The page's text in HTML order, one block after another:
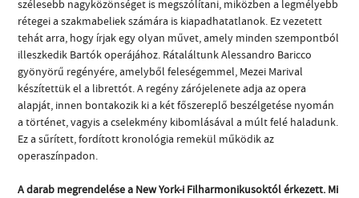
szélesebb nagyközönséget is megszólítani, miközben a legmélyebb
rétegei a szakmabeliek számára is kiapadhatatlanok. Ez vezetett
tehát arra, hogy írjak egy olyan művet, amely minden szempontból
illeszkedik Bartók operájához. Rátaláltunk Alessandro Baricco
gyönyörű regényére, amelyből feleségemmel, Mezei Marival
készítettük el a librettót. A regény zárójelenete adja az opera
alapját, innen bontakozik ki a két főszereplő beszélgetése nyomán
a történet, vagyis a cselekmény kibomlásával a múlt felé haladunk.
Ez a sűrített, fordított kronológia remekül működik az
operaszínpadon.
A darab megrendelése a New York-i Filharmonikusoktól érkezett. Mi